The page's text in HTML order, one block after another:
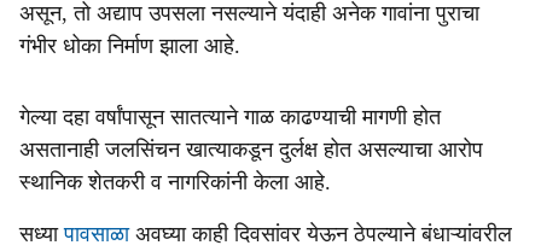
r
असून, तो अद्याप उपसला नसल्याने यंदाही अनेक गावांना पुराचा
गंभीर धोका निर्माण झाला आहे.
गेल्या दहा वर्षांपासून सातत्याने गाळ काढण्याची मागणी होत
असतानाही जलसिंचन खात्याकडून दुर्लक्ष होत असल्याचा आरोप
स्थानिक शेतकरी व नागरिकांनी केला आहे.
सध्यापावसाळा अवघ्या काही दिवसांवर येऊन ठेपल्याने बंधाऱ्यांवरील